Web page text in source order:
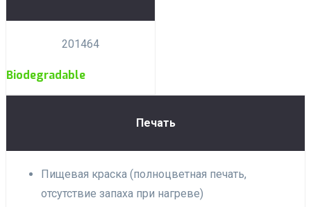
201464
Biodegradable
Печать
Пищевая краска (полноцветная печать,
отсутствие запаха при нагреве)